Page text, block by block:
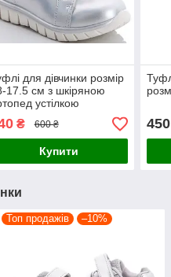
для дівчинки розмір
17.5 см з шкіряною
устілкою
₴ 600 ₴
Купити
450
Топ продажів –10%